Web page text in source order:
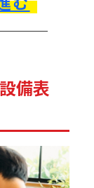
備表